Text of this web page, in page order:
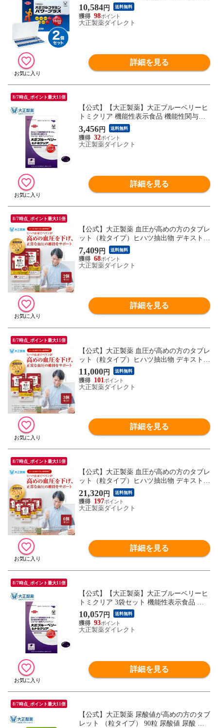
グルコサミン 軟骨成分 コンドロイチン 鶏
由来 コラーゲン 筋肉成分 運動系アミノ酸
3種 1箱 370mg×6粒×30袋 サプリ サプリメ
10,584円 送料無料
98
大正製薬ダイレクト
詳細を見る
8/7時点_ポイント最大11倍
【公式】【大正製薬】大正ブルーベリーヒ
トミクリア 機能性表示食品 機能性関与成
分ビルベリー由来アントシアニン 目の疲れ
眼精疲労 ブルーベリー サプリ サプリメン
ト 目 疲れ ビタミンb 疲労回復 ルテイン 男
3,456円 送料無料
32
大正製薬ダイレクト
詳細を見る
8/7時点_ポイント最大11倍
【公式】大正製薬 血圧が高めの方のタブレ
ット（粒タイプ）ヒハツ抽出物 デキストリ
ン ヒハツエキス 1袋 30粒入 【2袋セット】
1日1粒 機能性表示食品 血圧 サプリ サプリ
メント ヒハツ 改善
7,409円 送料無料
68
大正製薬ダイレクト
詳細を見る
8/7時点_ポイント最大11倍
【公式】大正製薬 血圧が高めの方のタブレ
ット（粒タイプ）ヒハツ抽出物 デキストリ
ン ヒハツエキス 1袋 30粒入 【3袋セット】
1日1粒 機能性表示食品 血圧 サプリ サプリ
メント ヒハツ 改善
11,000円 送料無料
101
大正製薬ダイレクト
詳細を見る
8/7時点_ポイント最大11倍
【公式】大正製薬 血圧が高めの方のタブレ
ット（粒タイプ）ヒハツ抽出物 デキストリ
ン ヒハツエキス 1袋 30粒入 【6袋セット】
1日1粒 機能性表示食品 血圧 サプリ サプリ
メント ヒハツ 改善
21,320円 送料無料
197
大正製薬ダイレクト
詳細を見る
8/7時点_ポイント最大11倍
【公式】【大正製薬】大正ブルーベリーヒ
トミクリア 3袋セット 機能性表示食品 機
能性関与成分ビルベリー由来アントシアニ
ン 目の疲れ 眼精疲労 ブルーベリー サプリ
サプリメント 目 疲れ ビタミンb 疲労回復
10,057 円 送料無料
93
大正製薬ダイレクト
詳細を見る
8/7時点_ポイント最大11倍
【公式】大正製薬 尿酸値が高めの方のタブ
レット （粒タイプ） 90粒 尿酸値 尿酸 プ